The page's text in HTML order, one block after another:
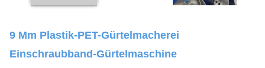
9 Mm Plastik-PET-Gürtelmacherei
Einschraubband-Gürtelmaschine